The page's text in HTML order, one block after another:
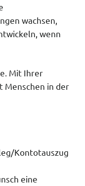
wachsen,
wenn
Mit Ihrer
Menschen in der
Kontotauszug
eine